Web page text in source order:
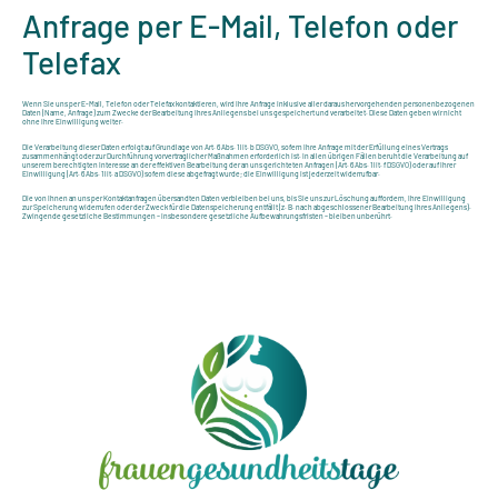
Anfrage per E-Mail, Telefon oder
Telefax
Wenn Sie uns per E-Mail, Telefon oder Telefax kontaktieren, wird Ihre Anfrage inklusive aller daraus hervorgehenden personenbezogenen
Daten (Name, Anfrage) zum Zwecke der Bearbeitung Ihres Anliegens bei uns gespeichert und verarbeitet. Diese Daten geben wir nicht
ohne Ihre Einwilligung weiter.
Die Verarbeitung dieser Daten erfolgt auf Grundlage von Art. 6 Abs. 1 lit. b DSGVO, sofern Ihre Anfrage mit der Erfüllung eines Vertrags
zusammenhängt oder zur Durchführung vorvertraglicher Maßnahmen erforderlich ist. In allen übrigen Fällen beruht die Verarbeitung auf
unserem berechtigten Interesse an der effektiven Bearbeitung der an uns gerichteten Anfragen (Art. 6 Abs. 1 lit. f DSGVO) oder auf Ihrer
Einwilligung (Art. 6 Abs. 1 lit. a DSGVO) sofern diese abgefragt wurde; die Einwilligung ist jederzeit widerrufbar.
Die von Ihnen an uns per Kontaktanfragen übersandten Daten verbleiben bei uns, bis Sie uns zur Löschung auffordern, Ihre Einwilligung
zur Speicherung widerrufen oder der Zweck für die Datenspeicherung entfällt (z. B. nach abgeschlossener Bearbeitung Ihres Anliegens).
Zwingende gesetzliche Bestimmungen – insbesondere gesetzliche Aufbewahrungsfristen – bleiben unberührt.